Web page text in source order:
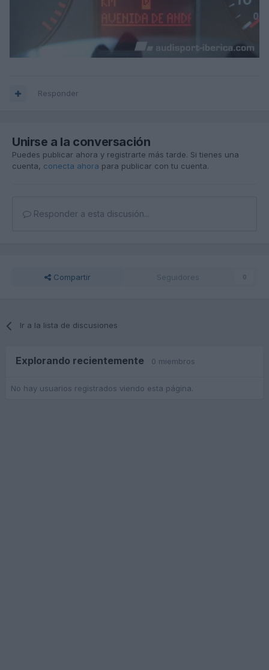
Responder
Unirse a la conversación
Puedes publicar ahora y registrarte más tarde. Si tienes una
cuenta, conecta ahora para publicar con tu cuenta.
Responder a esta discusión...
Compartir Seguidores 0
Ir a la lista de discusiones
Explorando recientemente 0 miembros
No hay usuarios registrados viendo esta página.